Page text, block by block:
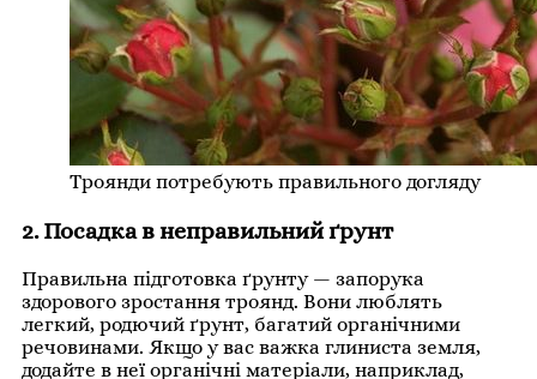
Троянди потребують правильного догляду
2. Посадка в неправильний ґрунт
Правильна підготовка ґрунту — запорука
здорового зростання троянд. Вони люблять
легкий, родючий ґрунт, багатий органічними
речовинами. Якщо у вас важка глиниста земля,
додайте в неї органічні матеріали, наприклад,